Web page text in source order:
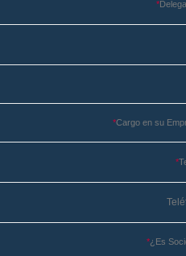
*
*Cargo en su
*
*¿Es